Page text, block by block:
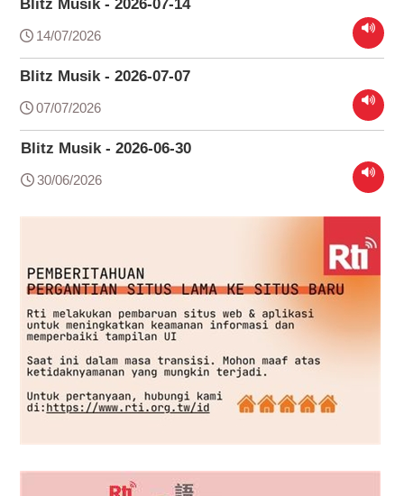
Blitz Musik - 2026-07-14
14/07/2026
Blitz Musik - 2026-07-07
07/07/2026
Blitz Musik - 2026-06-30
30/06/2026